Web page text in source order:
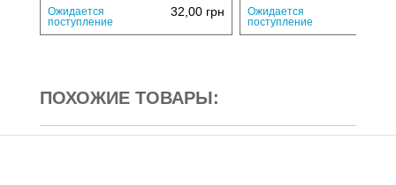
Ожидается
поступление
32,00 грн
Ожидается
поступление
ПОХОЖИЕ ТОВАРЫ: